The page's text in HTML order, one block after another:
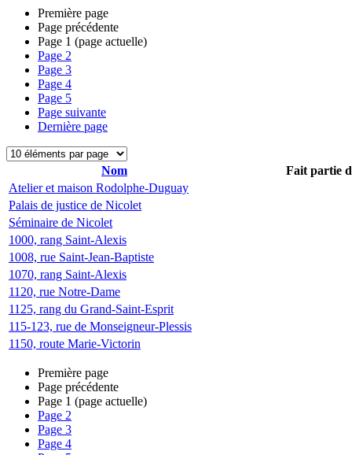
Première page
Page précédente
Page 1 (page actuelle)
Page 2
Page 3
Page 4
Page 5
Page suivante
Dernière page
Nom
Fait partie
Atelier et maison Rodolphe-Duguay
Palais de justice de Nicolet
Séminaire de Nicolet
1000, rang Saint-Alexis
1008, rue Saint-Jean-Baptiste
1070, rang Saint-Alexis
1120, rue Notre-Dame
1125, rang du Grand-Saint-Esprit
115-123, rue de Monseigneur-Plessis
1150, route Marie-Victorin
Première page
Page précédente
Page 1 (page actuelle)
Page 2
Page 3
Page 4